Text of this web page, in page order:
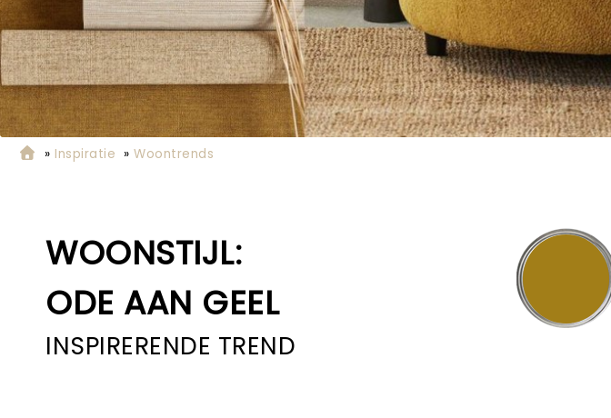
» Inspiratie »Woontrends
WOONSTIJL:
ODE AAN GEEL
INSPIRERENDE TREND